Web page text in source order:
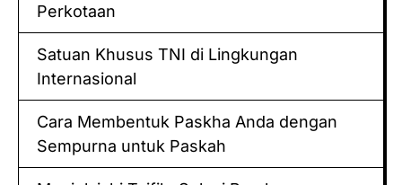
Perkotaan
Satuan Khusus TNI di Lingkungan
Internasional
Cara Membentuk Paskha Anda dengan
Sempurna untuk Paskah